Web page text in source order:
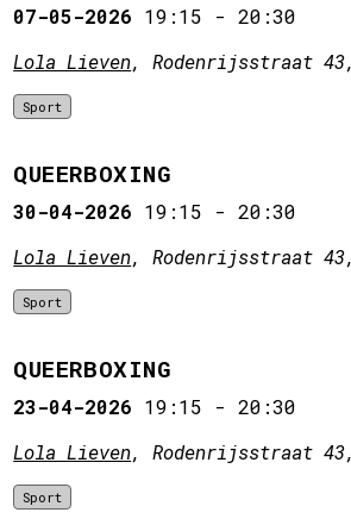
07-05-2026 19:15 -20:30
Lola Lieven, Rodenrijsstraat 43,
Sport
QUEERBOXING
30-04-2026 19:15 -20:30
Lola Lieven, Rodenrijsstraat 43,
Sport
QUEERBOXING
23-04-2026 19:15 -20:30
Lola Lieven, Rodenrijsstraat 43,
Sport